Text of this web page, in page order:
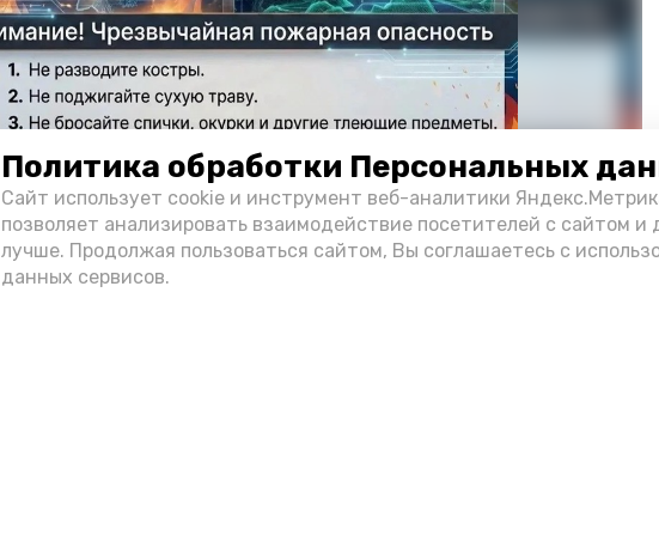
Политика обработки Персональных
Сайт использует cookie и инструмент веб-аналитики
позволяет анализировать взаимодействие посетителей с сайтом и
лучше. Продолжая пользоваться сайтом, Вы соглашаетесь с
данных сервисов.